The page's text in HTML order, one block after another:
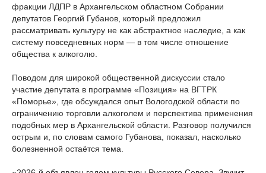
фракции ЛДПР в Архангельском областном Собрании
депутатов Георгий Губанов, который предложил
рассматривать культуру не как абстрактное наследие, а как
систему повседневных норм — в том числе отношение
общества к алкоголю.
Поводом для широкой общественной дискуссии стало
участие депутата в программе «Позиция» на ВГТРК
«Поморье», где обсуждался опыт Вологодской области по
ограничению торговли алкоголем и перспектива применения
подобных мер в Архангельской области. Разговор получился
острым и, по словам самого Губанова, показал, насколько
болезненной остаётся тема.